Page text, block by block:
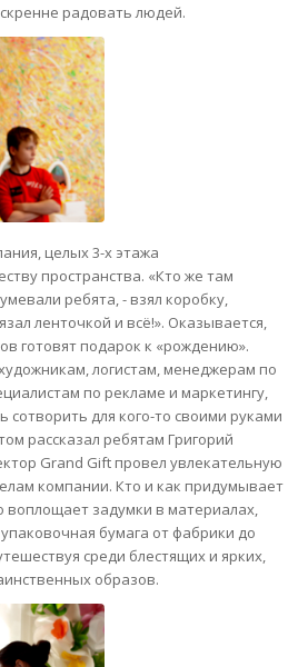
радовать людей.
целых 3-х этажа
пространства. «Кто же там
ребята, - взял коробку,
ленточкой и всё!». Оказывается,
готовят подарок к «рождению».
логистам, менеджерам по
по рекламе и маркетингу,
для кого-то своими руками
рассказал ребятам Григорий
Grand Gift провел увлекательную
компании. Кто и как придумывает
воплощает задумки в материалах,
бумага от фабрики до
среди блестящих и ярких,
образов.